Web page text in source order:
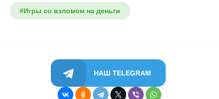
#Игры со взломом на деньги
НАШ TELEGRAM